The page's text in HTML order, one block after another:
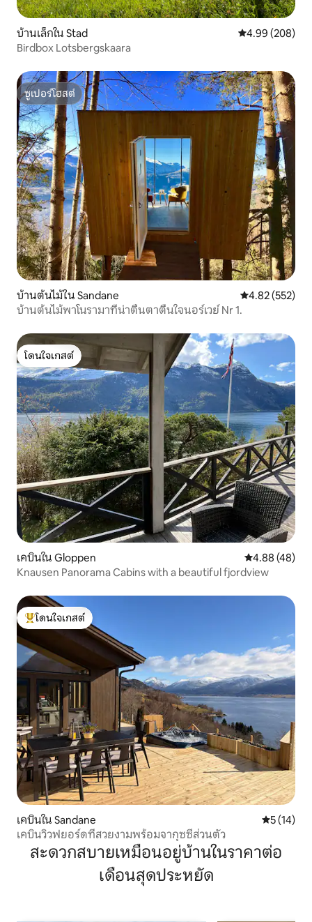
บ้านเล็กใน Stad คะแนนเฉลี่ย
4.99 (208)
Birdbox Lotsbergskaara
ซูเปอร์โฮสต์
ซูเปอร์โฮสต์
บ้านต้นไม้ใน Sandane คะแนนเฉลี่ย
4.82 (552)
บ้านต้นไม้พาโนรามาที่น่าตื่นตาตื่นใจนอร์เวย์ Nr 1.
โดนใจเกสต์
โดนใจเกสต์
เคบินใน Gloppen คะแนนเฉลี่ย
4.88 (48)
Knausen Panorama Cabins with a beautiful fjordview
โดนใจเกสต์ที่สุด
โดนใจเกสต์
เคบินใน Sandane คะแนนเฉลี่
5 (14)
เคบินวิวฟยอร์ดที่สวยงามพร้อมจากุซซี่ส่วนตัว
สะดวกสบายเหมือนอยู่บ้านในราคาต่อ
เดือนสุดประหยัด